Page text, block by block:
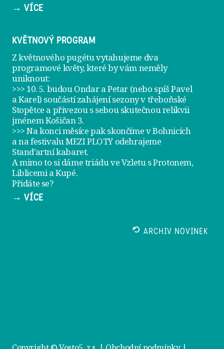
→ VÍCE
KVĚTNOVÝ PROGRAM
Z květnového pugétu vytahujeme dva
programové květy, které by vám neměly
uniknout:
>>> 10. 5. budou Ondar a Petar (nebo spíš Pavel
a Karel) součástí zahájení sezony vtřeboňské
Stopětce a přivezou s sebou skutečnou relikvii
jménemKošičan 3.
>>> Na konci měsíce pak skončíme v Bohnicích
a na festivaluMEZI PLOTY odehrajeme
Stand’artní kabaret.
A mimo to si dámetriádu ve Vzletu s Protonem,
Liblicemi a Kupé.
Přidáte se?
→ VÍCE
ARCHIV NOVINEK